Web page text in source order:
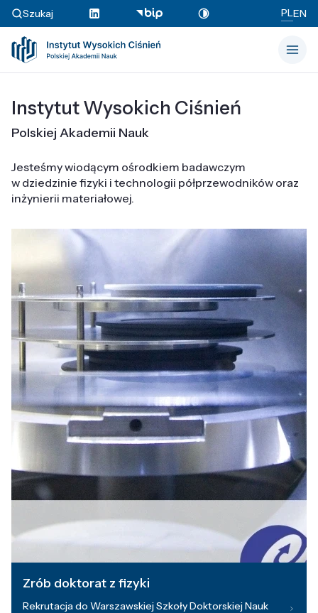
Szukaj PLEN
Instytut Wysokich Ciśnień
Polskiej Akademii Nauk
Jesteśmy wiodącym ośrodkiem badawczym
w dziedzinie fizyki i technologii półprzewodników oraz
inżynierii materiałowej.
Zrób doktorat z fizyki
Rekrutacja do Warszawskiej Szkoły Doktorskiej Nauk